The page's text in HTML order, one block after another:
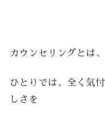
カウンセリングとは、
ひとりでは、全く気
しさを